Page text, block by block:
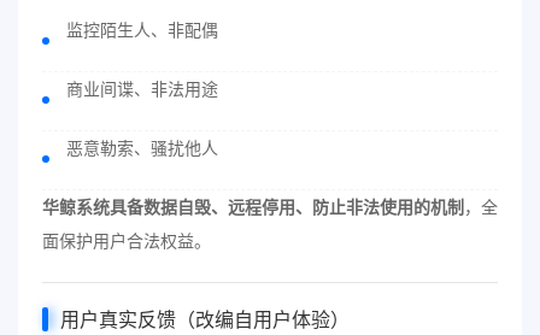
监控陌生人、非配偶
商业间谍、非法用途
恶意勒索、骚扰他人
华鲸系统具备数据自毁、远程停用、防止非法使用的机制 ，全
面保护用户合法权益。
用户真实反馈（改编自用户体验）